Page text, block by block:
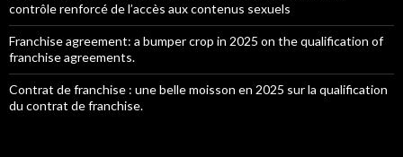
contrôle renforcé de l’accès aux contenus sexuels
Franchise agreement: a bumper crop in 2025 on the qualification of
franchise agreements.
Contrat de franchise : une belle moisson en 2025 sur la qualification
du contrat de franchise.